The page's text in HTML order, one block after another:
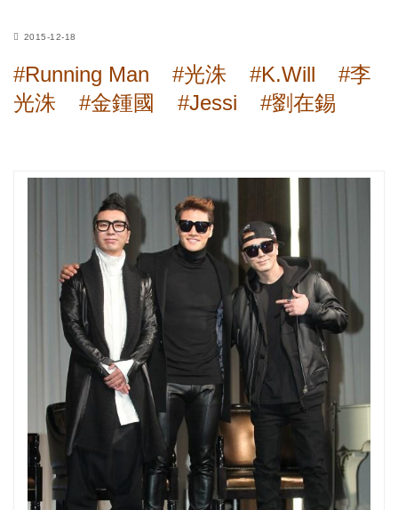
2015-12-18
#Running Man #光洙 #K.Will
#李
光洙
#金鍾國 #Jessi #劉在錫